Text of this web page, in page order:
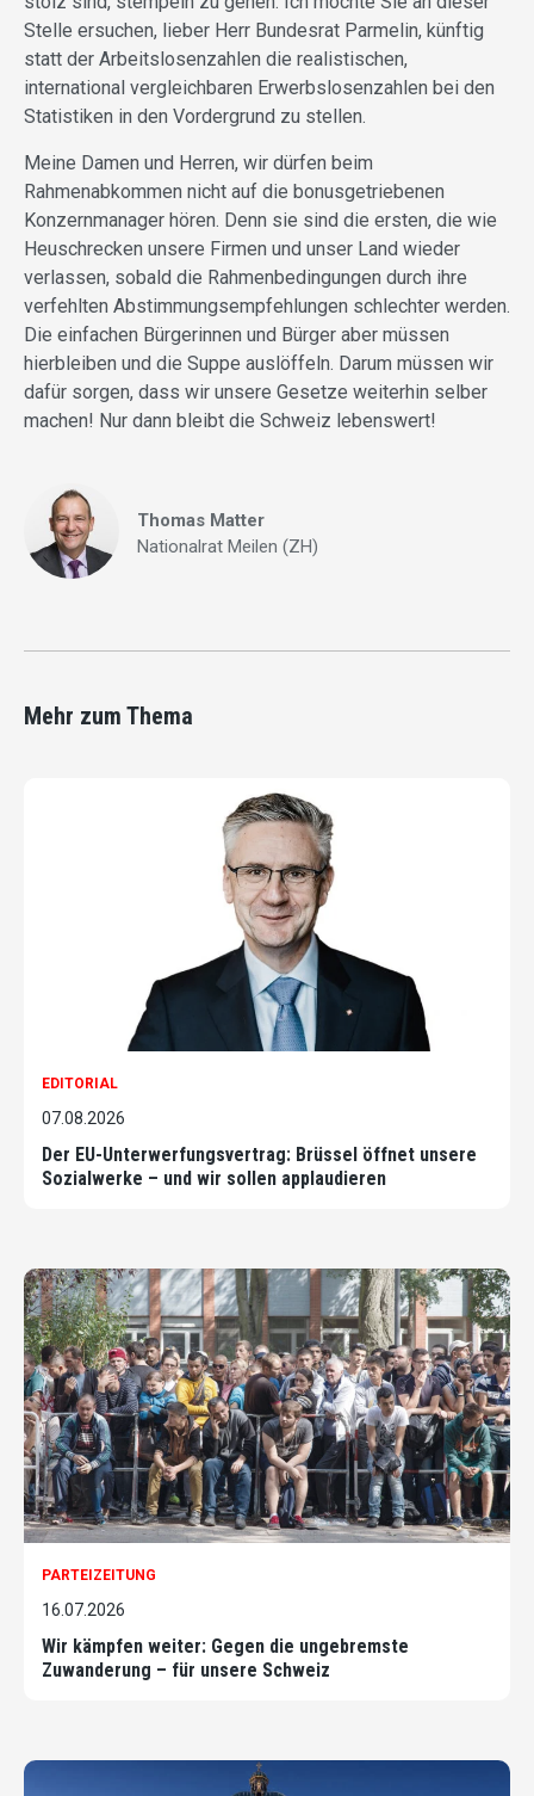
Stelle ersuchen, lieber Herr Bundesrat Parmelin, künftig
statt der Arbeitslosenzahlen die realistischen,
international vergleichbaren Erwerbslosenzahlen bei den
Statistiken in den Vordergrund zu stellen.
Meine Damen und Herren, wir dürfen beim
Rahmenabkommen nicht auf die bonusgetriebenen
Konzernmanager hören. Denn sie sind die ersten, die wie
Heuschrecken unsere Firmen und unser Land wieder
verlassen, sobald die Rahmenbedingungen durch ihre
verfehlten Abstimmungsempfehlungen schlechter werden.
Die einfachen Bürgerinnen und Bürger aber müssen
hierbleiben und die Suppe auslöffeln. Darum müssen wir
dafür sorgen, dass wir unsere Gesetze weiterhin selber
machen! Nur dann bleibt die Schweiz lebenswert!
Thomas Matter
Nationalrat Meilen (ZH)
Mehr zum Thema
EDITORIAL
07.08.2026
Der EU-Unterwerfungsvertrag: Brüssel öffnet unsere
Sozialwerke – und wir sollen applaudieren
PARTEIZEITUNG
16.07.2026
Wir kämpfen weiter: Gegen die ungebremste
Zuwanderung – für unsere Schweiz